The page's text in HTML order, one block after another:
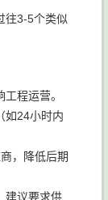
往3-5个类似
程运营。
如24小时内
，降低后期
建议要求供